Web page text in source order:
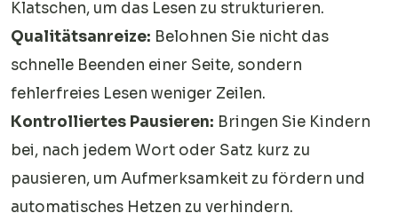
Klatschen, um das Lesen zu strukturieren.
Qualitätsanreize: Belohnen Sie nicht das
schnelle Beenden einer Seite, sondern
fehlerfreies Lesen weniger Zeilen.
Kontrolliertes Pausieren: Bringen Sie Kindern
bei, nach jedem Wort oder Satz kurz zu
pausieren, um Aufmerksamkeit zu fördern und
automatisches Hetzen zu verhindern.